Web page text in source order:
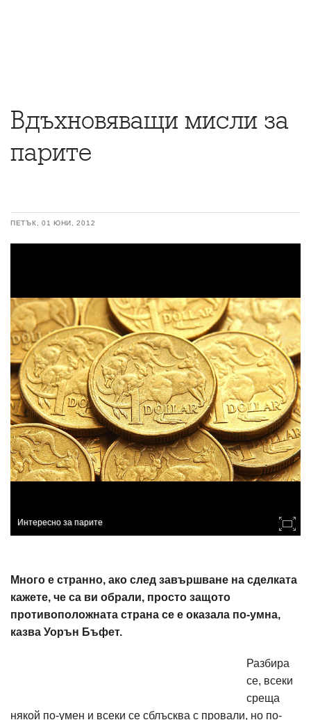
Вдъхновяващи мисли за
парите
ПЕТЪК, 01 ЮНИ, 2012
Интересно за парите
Много е странно, ако след завършване на сделката
кажете, че са ви обрали, просто защото
противоположната страна се е оказала по-умна,
казва Уорън Бъфет.
Разбира
се, всеки
среща
някой по-умен и всеки се сблъсква с провали, но по-